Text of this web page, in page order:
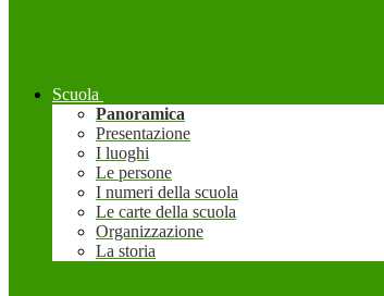
Scuola
Panoramica
Presentazione
I luoghi
Le persone
I numeri della scuola
Le carte della scuola
Organizzazione
La storia